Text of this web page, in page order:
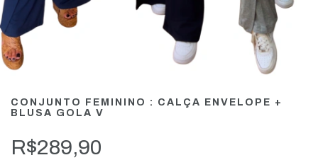
CONJUNTO FEMININO : CALÇA ENVELOPE +
BLUSA GOLA V
R$289,90